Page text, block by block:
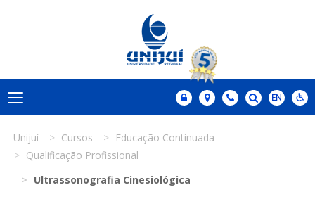
Unijuí Cursos
Educação Continuada
Qualificação Profissional
Ultrassonografia Cinesiológica